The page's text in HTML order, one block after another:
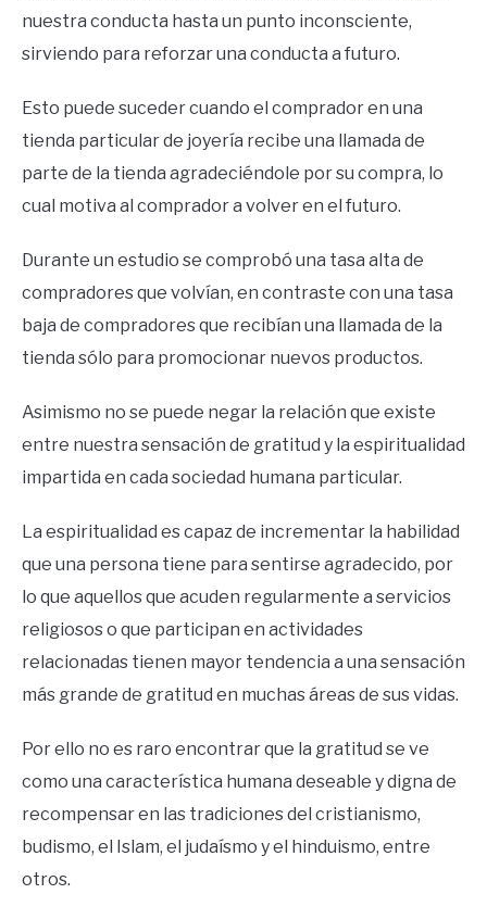
nuestra conducta hasta un punto inconsciente,
sirviendo para reforzar una conducta a futuro.
Esto puede suceder cuando el comprador en una
tienda particular de joyería recibe una llamada de
parte de la tienda agradeciéndole por su compra, lo
cual motiva al comprador a volver en el futuro.
Durante un estudio se comprobó una tasa alta de
compradores que volvían, en contraste con una tasa
baja de compradores que recibían una llamada de la
tienda sólo para promocionar nuevos productos.
Asimismo no se puede negar la relación que existe
entre nuestra sensación de gratitud y la espiritualidad
impartida en cada sociedad humana particular.
La espiritualidad es capaz de incrementar la habilidad
que una persona tiene para sentirse agradecido, por
lo que aquellos que acuden regularmente a servicios
religiosos o que participan en actividades
relacionadas tienen mayor tendencia a una sensación
más grande de gratitud en muchas áreas de sus vidas.
Por ello no es raro encontrar que la gratitud se ve
como una característica humana deseable y digna de
recompensar en las tradiciones del cristianismo,
budismo, el Islam, el judaísmo y el hinduismo, entre
otros.